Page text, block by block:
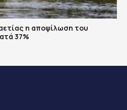
η αποψίλωση του
37%